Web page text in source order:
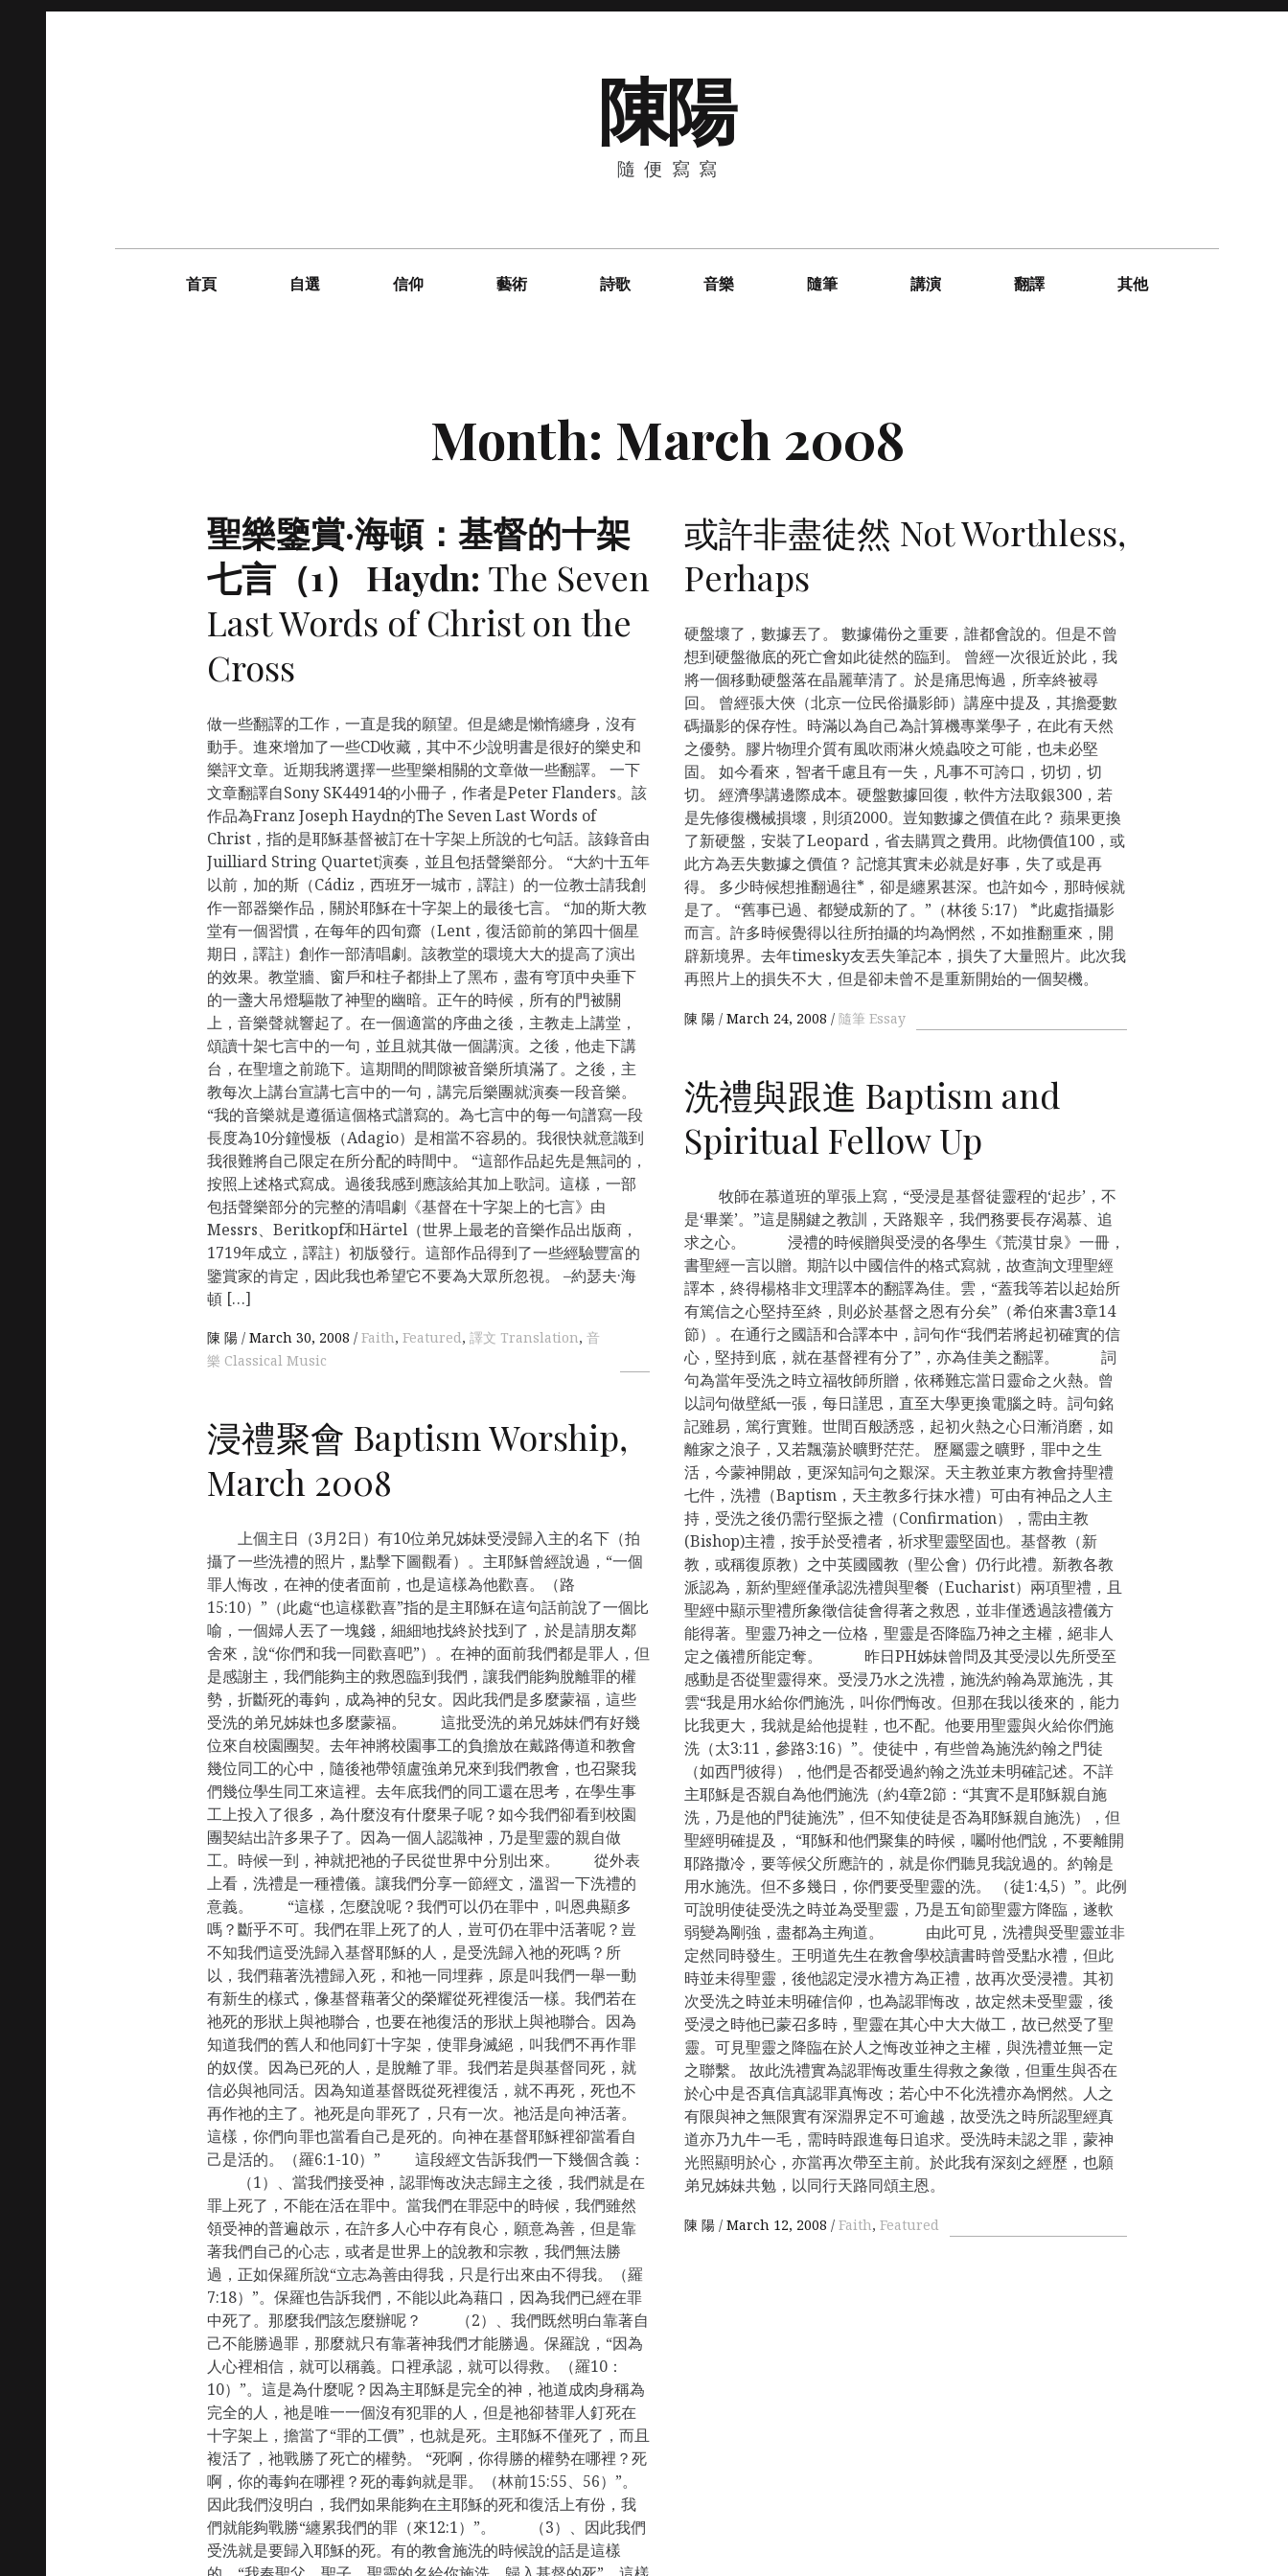
陳陽
隨便寫寫
首頁 自選 信仰 藝術 詩歌 音樂 隨筆 講演 翻譯 其他
Month: March 2008
聖樂鑒賞·海頓：基督的十架
七言（1） Haydn: The Seven
Last Words of Christ on the
Cross
做一些翻譯的工作，一直是我的願望。但是總是懶惰纏身，沒有
動手。進來增加了一些CD收藏，其中不少說明書是很好的樂史和
樂評文章。近期我將選擇一些聖樂相關的文章做一些翻譯。 一下
文章翻譯自Sony SK44914的小冊子，作者是Peter Flanders。該
作品為Franz Joseph Haydn的The Seven Last Words of
Christ，指的是耶穌基督被訂在十字架上所說的七句話。該錄音由
Juilliard String Quartet演奏，並且包括聲樂部分。 “大約十五年
以前，加的斯（Cádiz，西班牙一城市，譯註）的一位教士請我創
作一部器樂作品，關於耶穌在十字架上的最後七言。 “加的斯大教
堂有一個習慣，在每年的四旬齋（Lent，復活節前的第四十個星
期日，譯註）創作一部清唱劇。該教堂的環境大大的提高了演出
的效果。教堂牆、窗戶和柱子都掛上了黑布，盡有穹頂中央垂下
的一盞大吊燈驅散了神聖的幽暗。正午的時候，所有的門被關
上，音樂聲就響起了。在一個適當的序曲之後，主教走上講堂，
頌讀十架七言中的一句，並且就其做一個講演。之後，他走下講
台，在聖壇之前跪下。這期間的間隙被音樂所填滿了。之後，主
教每次上講台宣講七言中的一句，講完后樂團就演奏一段音樂。
“我的音樂就是遵循這個格式譜寫的。為七言中的每一句譜寫一段
長度為10分鐘慢板（Adagio）是相當不容易的。我很快就意識到
我很難將自己限定在所分配的時間中。 “這部作品起先是無詞的，
按照上述格式寫成。過後我感到應該給其加上歌詞。這樣，一部
包括聲樂部分的完整的清唱劇《基督在十字架上的七言》由
Messrs、Beritkopf和Härtel（世界上最老的音樂作品出版商，
1719年成立，譯註）初版發行。這部作品得到了一些經驗豐富的
鑒賞家的肯定，因此我也希望它不要為大眾所忽視。 –約瑟夫·海
頓 […]
陳 陽 March 30, 2008 Faith, Featured, 譯文 Translation, 音
樂 Classical Music
或許非盡徒然 Not Worthless,
Perhaps
硬盤壞了，數據丟了。 數據備份之重要，誰都會說的。但是不曾
想到硬盤徹底的死亡會如此徒然的臨到。 曾經一次很近於此，我
將一個移動硬盤落在晶麗華清了。於是痛思悔過，所幸終被尋
回。 曾經張大俠（北京一位民俗攝影師）講座中提及，其擔憂數
碼攝影的保存性。時滿以為自己為計算機專業學子，在此有天然
之優勢。膠片物理介質有風吹雨淋火燒蟲咬之可能，也未必堅
固。 如今看來，智者千慮且有一失，凡事不可誇口，切切，切
切。 經濟學講邊際成本。硬盤數據回復，軟件方法取銀300，若
是先修復機械損壞，則須2000。豈知數據之價值在此？ 蘋果更換
了新硬盤，安裝了Leopard，省去購買之費用。此物價值100，或
此方為丟失數據之價值？ 記憶其實未必就是好事，失了或是再
得。 多少時候想推翻過往*，卻是纏累甚深。也許如今，那時候就
是了。 “舊事已過、都變成新的了。”（林後 5:17） *此處指攝影
而言。許多時候覺得以往所拍攝的均為惘然，不如推翻重來，開
辟新境界。去年timesky友丟失筆記本，損失了大量照片。此次我
再照片上的損失不大，但是卻未曾不是重新開始的一個契機。
陳 陽 March 24, 2008 隨筆 Essay
洗禮與跟進 Baptism and
Spiritual Fellow Up
牧師在慕道班的單張上寫，“受浸是基督徒靈程的‘起步’，不
是‘畢業’。”這是關鍵之教訓，天路艱辛，我們務要長存渴慕、追
求之心。 浸禮的時候贈與受浸的各學生《荒漠甘泉》一冊，
書聖經一言以贈。期許以中國信件的格式寫就，故查詢文理聖經
譯本，終得楊格非文理譯本的翻譯為佳。雲，“蓋我等若以起始所
有篤信之心堅持至終，則必於基督之恩有分矣”（希伯來書3章14
節）。在通行之國語和合譯本中，詞句作“我們若將起初確實的信
心，堅持到底，就在基督裡有分了”，亦為佳美之翻譯。 詞
句為當年受洗之時立福牧師所贈，依稀難忘當日靈命之火熱。曾
以詞句做壁紙一張，每日謹思，直至大學更換電腦之時。詞句銘
記雖易，篤行實難。世間百般誘惑，起初火熱之心日漸消磨，如
離家之浪子，又若飄蕩於曠野茫茫。 歷屬靈之曠野，罪中之生
活，今蒙神開啟，更深知詞句之艱深。天主教並東方教會持聖禮
七件，洗禮（Baptism，天主教多行抹水禮）可由有神品之人主
持，受洗之後仍需行堅振之禮（Confirmation），需由主教
(Bishop)主禮，按手於受禮者，祈求聖靈堅固也。基督教（新
教，或稱復原教）之中英國國教（聖公會）仍行此禮。新教各教
派認為，新約聖經僅承認洗禮與聖餐（Eucharist）兩項聖禮，且
聖經中顯示聖禮所象徵信徒會得著之救恩，並非僅透過該禮儀方
能得著。聖靈乃神之一位格，聖靈是否降臨乃神之主權，絕非人
定之儀禮所能定奪。 昨日PH姊妹曾問及其受浸以先所受至
感動是否從聖靈得來。受浸乃水之洗禮，施洗約翰為眾施洗，其
雲“我是用水給你們施洗，叫你們悔改。但那在我以後來的，能力
比我更大，我就是給他提鞋，也不配。他要用聖靈與火給你們施
洗（太3:11，參路3:16）”。使徒中，有些曾為施洗約翰之門徒
（如西門彼得），他們是否都受過約翰之洗並未明確記述。不詳
主耶穌是否親自為他們施洗（約4章2節：“其實不是耶穌親自施
洗，乃是他的門徒施洗”，但不知使徒是否為耶穌親自施洗），但
聖經明確提及， “耶穌和他們聚集的時候，囑咐他們說，不要離開
耶路撒冷，要等候父所應許的，就是你們聽見我說過的。約翰是
用水施洗。但不多幾日，你們要受聖靈的洗。 （徒1:4,5）”。此例
可說明使徒受洗之時並為受聖靈，乃是五旬節聖靈方降臨，遂軟
弱變為剛強，盡都為主殉道。 由此可見，洗禮與受聖靈並非
定然同時發生。王明道先生在教會學校讀書時曾受點水禮，但此
時並未得聖靈，後他認定浸水禮方為正禮，故再次受浸禮。其初
次受洗之時並未明確信仰，也為認罪悔改，故定然未受聖靈，後
受浸之時他已蒙召多時，聖靈在其心中大大做工，故已然受了聖
靈。可見聖靈之降臨在於人之悔改並神之主權，與洗禮並無一定
之聯繫。 故此洗禮實為認罪悔改重生得救之象徵，但重生與否在
於心中是否真信真認罪真悔改；若心中不化洗禮亦為惘然。人之
有限與神之無限實有深淵界定不可逾越，故受洗之時所認聖經真
道亦乃九牛一毛，需時時跟進每日追求。受洗時未認之罪，蒙神
光照顯明於心，亦當再次帶至主前。於此我有深刻之經歷，也願
弟兄姊妹共勉，以同行天路同頌主恩。
陳 陽 March 12, 2008 Faith, Featured
浸禮聚會 Baptism Worship,
March 2008
上個主日（3月2日）有10位弟兄姊妹受浸歸入主的名下（拍
攝了一些洗禮的照片，點擊下圖觀看）。主耶穌曾經說過，“一個
罪人悔改，在神的使者面前，也是這樣為他歡喜。（路
15:10）”（此處“也這樣歡喜”指的是主耶穌在這句話前說了一個比
喻，一個婦人丟了一塊錢，細細地找終於找到了，於是請朋友鄰
舍來，說“你們和我一同歡喜吧”）。在神的面前我們都是罪人，但
是感謝主，我們能夠主的救恩臨到我們，讓我們能夠脫離罪的權
勢，折斷死的毒鉤，成為神的兒女。因此我們是多麼蒙福，這些
受洗的弟兄姊妹也多麼蒙福。 這批受洗的弟兄姊妹們有好幾
位來自校園團契。去年神將校園事工的負擔放在戴路傳道和教會
幾位同工的心中，隨後祂帶領盧強弟兄來到我們教會，也召聚我
們幾位學生同工來這裡。去年底我們的同工還在思考，在學生事
工上投入了很多，為什麼沒有什麼果子呢？如今我們卻看到校園
團契結出許多果子了。因為一個人認識神，乃是聖靈的親自做
工。時候一到，神就把祂的子民從世界中分別出來。 從外表
上看，洗禮是一種禮儀。讓我們分享一節經文，溫習一下洗禮的
意義。 “這樣，怎麼說呢？我們可以仍在罪中，叫恩典顯多
嗎？斷乎不可。我們在罪上死了的人，豈可仍在罪中活著呢？豈
不知我們這受洗歸入基督耶穌的人，是受洗歸入祂的死嗎？所
以，我們藉著洗禮歸入死，和祂一同埋葬，原是叫我們一舉一動
有新生的樣式，像基督藉著父的榮耀從死裡復活一樣。我們若在
祂死的形狀上與祂聯合，也要在祂復活的形狀上與祂聯合。因為
知道我們的舊人和他同釘十字架，使罪身滅絕，叫我們不再作罪
的奴僕。因為已死的人，是脫離了罪。我們若是與基督同死，就
信必與祂同活。因為知道基督既從死裡復活，就不再死，死也不
再作祂的主了。祂死是向罪死了，只有一次。祂活是向神活著。
這樣，你們向罪也當看自己是死的。向神在基督耶穌裡卻當看自
己是活的。（羅6:1-10）” 這段經文告訴我們一下幾個含義：
（1）、當我們接受神，認罪悔改決志歸主之後，我們就是在
罪上死了，不能在活在罪中。當我們在罪惡中的時候，我們雖然
領受神的普遍啟示，在許多人心中存有良心，願意為善，但是靠
著我們自己的心志，或者是世界上的說教和宗教，我們無法勝
過，正如保羅所說“立志為善由得我，只是行出來由不得我。（羅
7:18）”。保羅也告訴我們，不能以此為藉口，因為我們已經在罪
中死了。那麼我們該怎麼辦呢？ （2）、我們既然明白靠著自
己不能勝過罪，那麼就只有靠著神我們才能勝過。保羅說，“因為
人心裡相信，就可以稱義。口裡承認，就可以得救。（羅10：
10）”。這是為什麼呢？因為主耶穌是完全的神，祂道成肉身稱為
完全的人，祂是唯一一個沒有犯罪的人，但是祂卻替罪人釘死在
十字架上，擔當了“罪的工價”，也就是死。主耶穌不僅死了，而且
複活了，祂戰勝了死亡的權勢。 “死啊，你得勝的權勢在哪裡？死
啊，你的毒鉤在哪裡？死的毒鉤就是罪。（林前15:55、56）”。
因此我們沒明白，我們如果能夠在主耶穌的死和復活上有份，我
們就能夠戰勝“纏累我們的罪（來12:1）”。 （3）、因此我們
受洗就是要歸入耶穌的死。有的教會施洗的時候說的話是這樣